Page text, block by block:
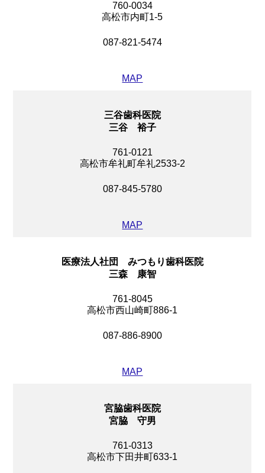
760-0034
高松市内町1-5
087-821-5474
MAP
三谷歯科医院
三谷 裕子
761-0121
高松市牟礼町牟礼2533-2
087-845-5780
MAP
医療法人社団 みつもり歯科医院
三森 康智
761-8045
高松市西山崎町886-1
087-886-8900
MAP
宮脇歯科医院
宮脇 守男
761-0313
高松市下田井町633-1